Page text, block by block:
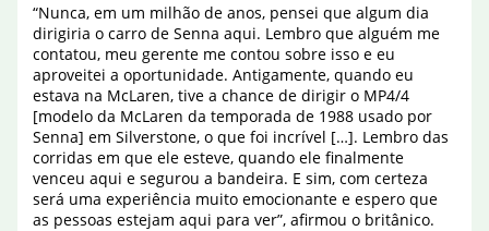
“Nunca, em um milhão de anos, pensei que algum dia
dirigiria o carro de Senna aqui. Lembro que alguém me
contatou, meu gerente me contou sobre isso e eu
aproveitei a oportunidade. Antigamente, quando eu
estava na McLaren, tive a chance de dirigir o MP4/4
[modelo da McLaren da temporada de 1988 usado por
Senna] em Silverstone, o que foi incrível […]. Lembro das
corridas em que ele esteve, quando ele finalmente
venceu aqui e segurou a bandeira. E sim, com certeza
será uma experiência muito emocionante e espero que
as pessoas estejam aqui para ver”, afirmou o britânico.